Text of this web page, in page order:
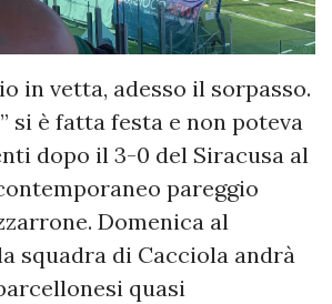
in vetta, adesso il sorpasso.
si è fatta festa e non poteva
dopo il 3-0 del Siracusa al
pareggio
Domenica al
squadra di Cacciola andrà
quasi